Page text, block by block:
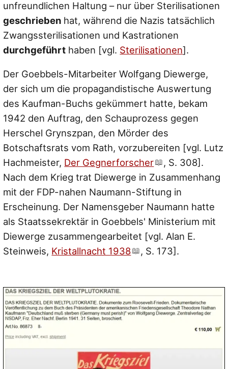
unfreundlichen Haltung – nur über Sterilisationen
geschrieben hat, während die Nazis tatsächlich
Zwangssterilisationen und Kastrationen
durchgeführt haben [vgl. Sterilisationen].
Der Goebbels-Mitarbeiter Wolfgang Diewerge,
der sich um die propagandistische Auswertung
des Kaufman-Buchs gekümmert hatte, bekam
1942 den Auftrag, den Schauprozess gegen
Herschel Grynszpan, den Mörder des
Botschaftsrats vom Rath, vorzubereiten [vgl. Lutz
Hachmeister, Der Gegnerforscher
, S. 308].
Nach dem Krieg trat Diewerge in Zusammenhang
mit der FDP-nahen Naumann-Stiftung in
Erscheinung. Der Namensgeber Naumann hatte
als Staatssekrektär in Goebbels' Ministerium mit
Diewerge zusammengearbeitet [vgl. Alan E.
Steinweis, Kristallnacht 1938 , S. 173].